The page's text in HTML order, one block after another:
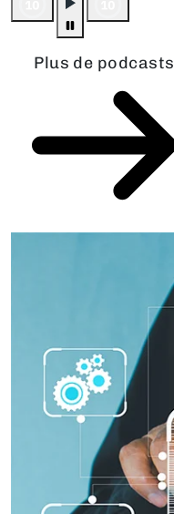
Plus de podcasts